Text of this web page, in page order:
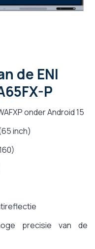
de ENI
P
onder Android 15
inch)
precisie van de